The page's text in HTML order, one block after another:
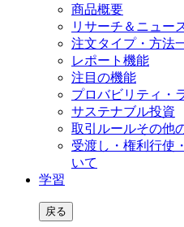
商品概要
リサーチ＆ニュー
注文タイプ・方法
レポート機能
注目の機能
プロバビリティ・
サステナブル投資
取引ルールその他
受渡し・権利行使
いて
学習
戻る